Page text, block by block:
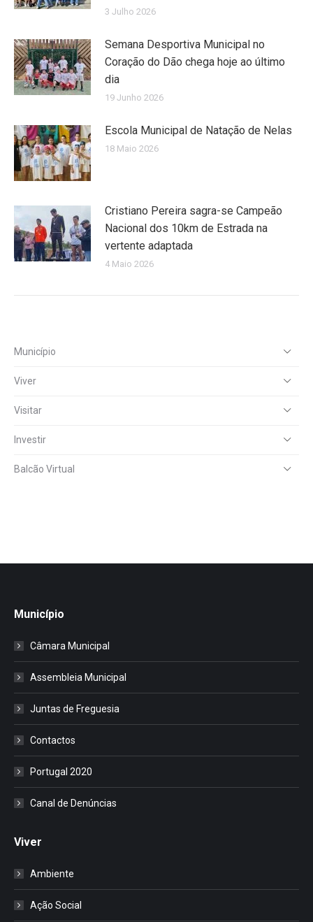
3 Julho 2026
Semana Desportiva Municipal no
Coração do Dão chega hoje ao último
dia
19 Junho 2026
Escola Municipal de Natação de Nelas
18 Maio 2026
Cristiano Pereira sagra-se Campeão
Nacional dos 10km de Estrada na
vertente adaptada
4 Maio 2026
Município
Viver
Visitar
Investir
Balcão Virtual
Município
Câmara Municipal
Assembleia Municipal
Juntas de Freguesia
Contactos
Portugal 2020
Canal de Denúncias
Viver
Ambiente
Ação Social